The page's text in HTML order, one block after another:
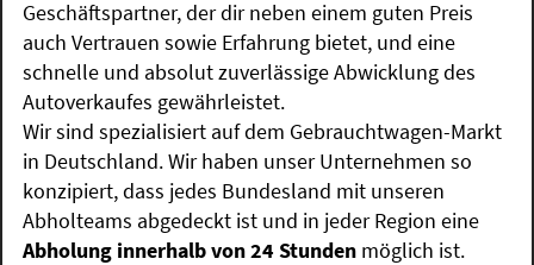
Geschäftspartner, der dir neben einem guten Preis
auch Vertrauen sowie Erfahrung bietet, und eine
schnelle und absolut zuverlässige Abwicklung des
Autoverkaufes gewährleistet.
Wir sind spezialisiert auf dem Gebrauchtwagen-Markt
in Deutschland. Wir haben unser Unternehmen so
konzipiert, dass jedes Bundesland mit unseren
Abholteams abgedeckt ist und in jeder Region eine
Abholung innerhalb von 24 Stunden möglich ist.